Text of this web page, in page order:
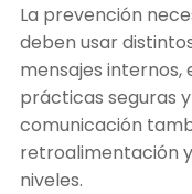
La prevención
deben usar
mensajes
prácticas seguras
comunicación
retroalimentación
niveles.